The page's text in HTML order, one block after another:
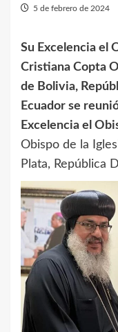
5 de febrero de 2024
Su Excelencia el
Cristiana Copta
de Bolivia,
Ecuador se
Excelencia el
Obispo de la
Plata, República